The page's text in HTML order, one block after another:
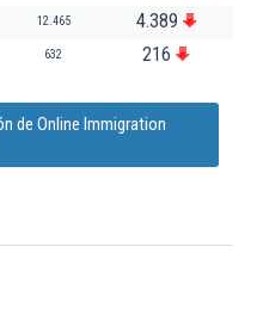
12.465 4.389
632 216
de Online Immigration